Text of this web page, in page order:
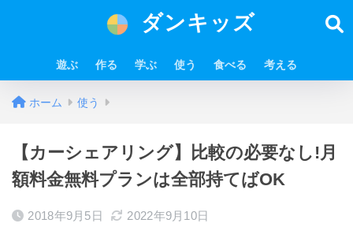
ダンキッズ
遊ぶ 作る 学ぶ 使う 食べる 考える
ホーム 使う
【カーシェアリング】比較の必要なし!月
額料金無料プランは全部持てばOK
2018年9月5日 2022年9月10日